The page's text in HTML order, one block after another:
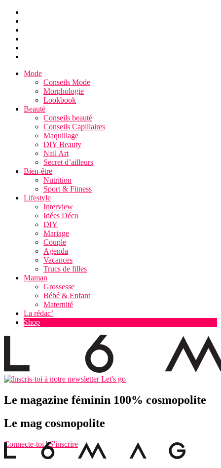
Mode
Conseils Mode
Morphologie
Lookbook
Beauté
Conseils beauté
Conseils Capillaires
Maquillage
DIY Beauty
Nail Art
Secret d’ailleurs
Bien-être
Nutrition
Sport & Fitness
Lifestyle
Interview
Idées Déco
DIY
Mariage
Couple
Agenda
Vacances
Trucs de filles
Maman
Grossesse
Bébé & Enfant
Maternité
La rédac’
Shop
Let's go
Le magazine féminin 100% cosmopolite
Le mag cosmopolite
Connecte-toi|S'inscrire